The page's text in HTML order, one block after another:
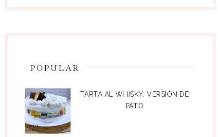
POPULAR
TARTA AL WHISKY. VERSIÓN DE
PATO